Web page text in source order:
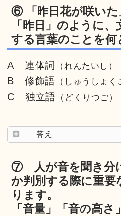
⑥ 「昨日花が咲いた
「昨日」のように
する言葉のことを何
A 連体詞 （れんたいし）
B 修飾語 （しゅうしょく
C 独立語 （どくりつご）
答え
⑦ 人が音を聞き分
か判別する際に重要
ります。
「音量」「音の高さ